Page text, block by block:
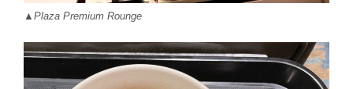
▲Plaza Premium Rounge